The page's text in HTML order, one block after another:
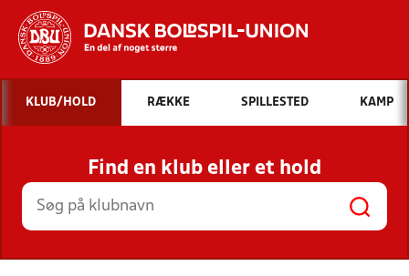
Hvad vil du søge efter?
INDHOLD OG NYHEDER
STILLINGER, RESULTATER, KLUBBER OG
HOLD
KLUB/HOLD RÆKKE SPILLESTED KAMP
Find en klub eller et hold